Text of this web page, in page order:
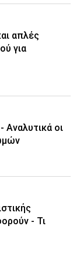
απλές
για
Αναλυτικά οι
- Τι